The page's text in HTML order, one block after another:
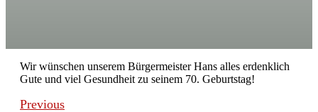
Wir wünschen unserem Bürgermeister Hans alles erdenklich
Gute und viel Gesundheit zu seinem 70. Geburtstag!
Previous